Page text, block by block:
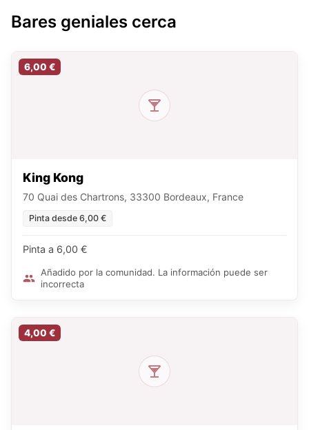
Bares geniales cerca
6,00 €
King Kong
70 Quai des Chartrons, 33300 Bordeaux, France
Pinta desde 6,00 €
Pinta a 6,00 €
Añadido por la comunidad. La información puede ser
incorrecta
4,00 €